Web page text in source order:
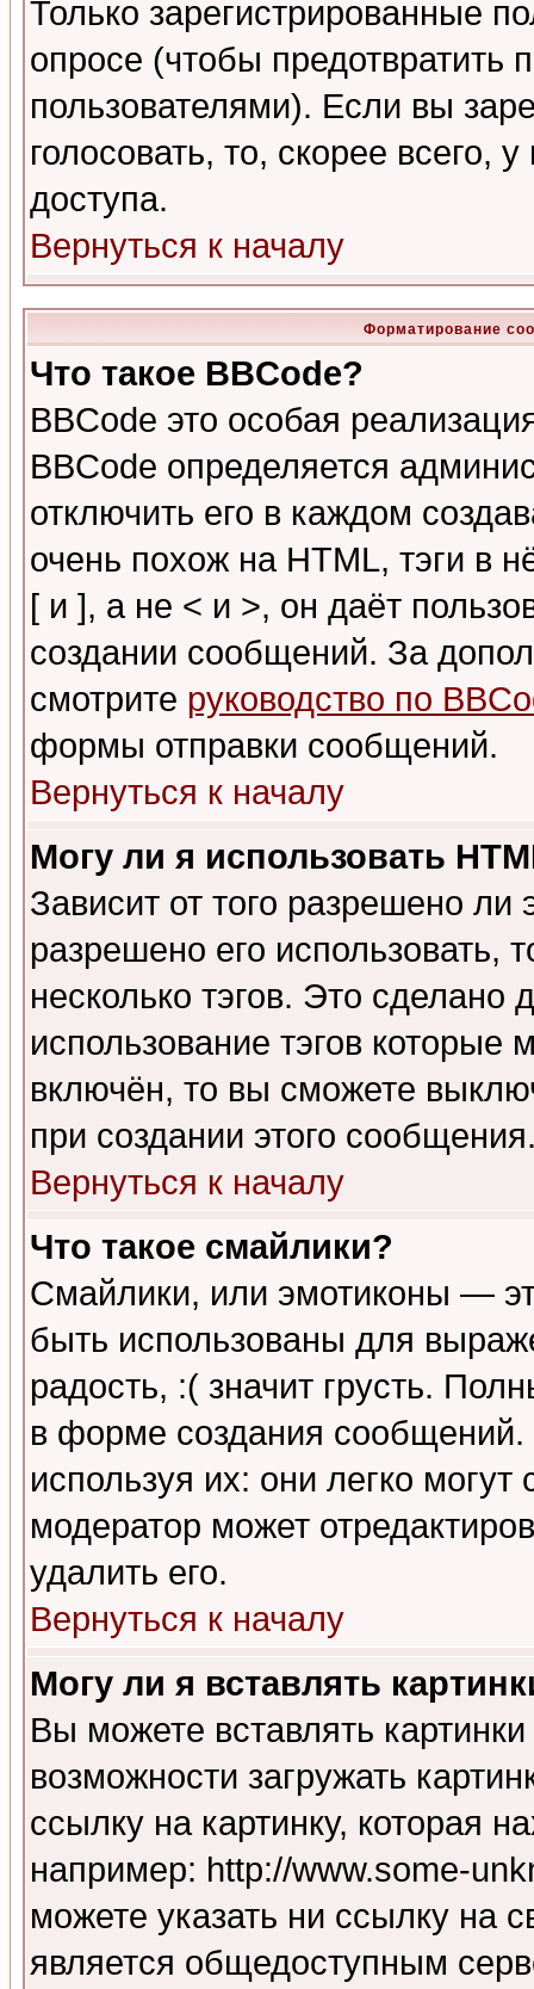
Только зарегистрированные
опросе (чтобы предотвратить
пользователями). Если вы
голосовать, то, скорее всего,
доступа.
Вернуться к началу
Форматирование
Что такое BBCode?
BBCode это особая
BBCode определяется
отключить его в каждом
очень похож на HTML, тэги в
[ и ], а не < и >, он даёт
создании сообщений. За
смотрите руководство по
формы отправки сообщений.
Вернуться к началу
Могу ли я использовать
Зависит от того разрешено
разрешено его использовать,
несколько тэгов. Это сделано
использование тэгов
включён, то вы сможете
при создании этого
Вернуться к началу
Что такое смайлики?
Смайлики, или эмотиконы —
быть использованы для
радость, :( значит грусть.
в форме создания сообщений.
используя их: они легко
модератор может
удалить его.
Вернуться к началу
Могу ли я вставлять
Вы можете вставлять
возможности загружать
ссылку на картинку, которая
например: http://www.some-
можете указать ни ссылку на
является общедоступным